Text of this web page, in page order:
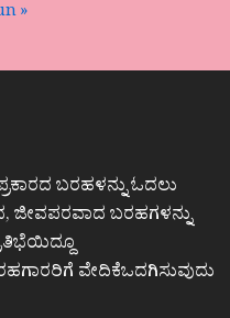
»
ಬರಹಳನ್ನು ಓದಲು
ಜೀವಪರವಾದ ಬರಹಗಳನ್ನು
ವೇದಿಕೆಒದಗಿಸುವುದು